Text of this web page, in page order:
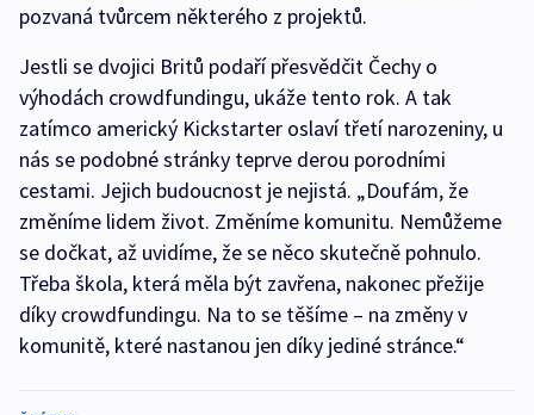
pozvaná tvůrcem některého z projektů.
Jestli se dvojici Britů podaří přesvědčit Čechy o
výhodách crowdfundingu, ukáže tento rok. A tak
zatímco americký Kickstarter oslaví třetí narozeniny, u
nás se podobné stránky teprve derou porodními
cestami. Jejich budoucnost je nejistá. „Doufám, že
změníme lidem život. Změníme komunitu. Nemůžeme
se dočkat, až uvidíme, že se něco skutečně pohnulo.
Třeba škola, která měla být zavřena, nakonec přežije
díky crowdfundingu. Na to se těšíme – na změny v
komunitě, které nastanou jen díky jediné stránce.“